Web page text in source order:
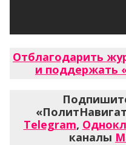
Отблагодарить
и поддержать
Telegram,
каналы